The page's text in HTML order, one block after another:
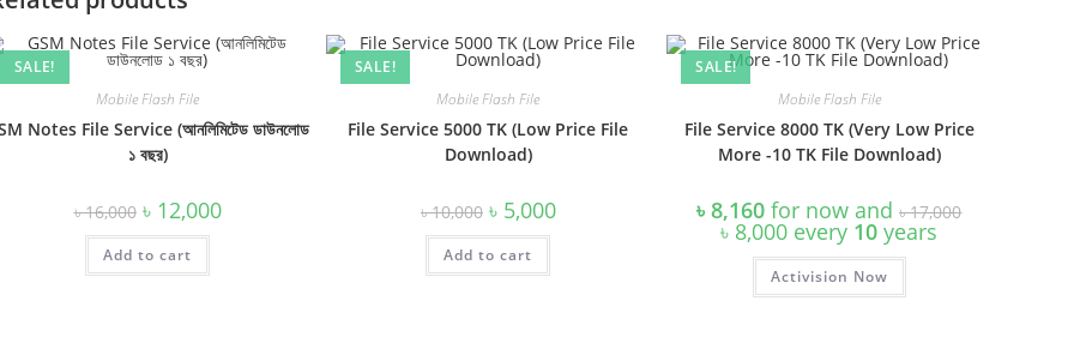
SALE!
Mobile Flash File
Notes File Service (আনলিমিটেড ডাউনলোড
১ বছর)
৳16,000 Original
price
was:
৳ 16,000.
৳ 12,000Current
price
Add to cart
SALE!
Mobile Flash File
File Service 5000 TK (Low Price File
Download)
৳10,000 Original
price
was:
৳ 10,000.
৳ 5,000Current
price
Add to cart
SALE!
Mobile Flash File
File Service 8000 TK (Very Low Price
More -10 TK File Download)
৳8,160 for now and৳17,000
৳ 8,000Current
price
is:
৳ 8,000.
every 10 years
Activision Now